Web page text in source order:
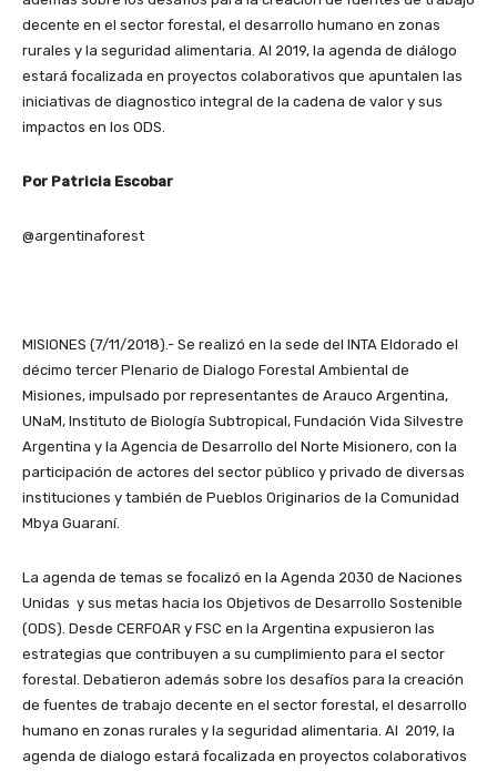
decente en el sector forestal, el desarrollo humano en zonas
rurales y la seguridad alimentaria. Al 2019, la agenda de diálogo
estará focalizada en proyectos colaborativos que apuntalen las
iniciativas de diagnostico integral de la cadena de valor y sus
impactos en los ODS.
Por Patricia Escobar
@argentinaforest
MISIONES (7/11/2018).- Se realizó en la sede del INTA Eldorado el
décimo tercer Plenario de Dialogo Forestal Ambiental de
Misiones, impulsado por representantes de Arauco Argentina,
UNaM, Instituto de Biología Subtropical, Fundación Vida Silvestre
Argentina y la Agencia de Desarrollo del Norte Misionero, con la
participación de actores del sector público y privado de diversas
instituciones y también de Pueblos Originarios de la Comunidad
Mbya Guaraní.
La agenda de temas se focalizó en la Agenda 2030 de Naciones
Unidas y sus metas hacia los Objetivos de Desarrollo Sostenible
(ODS). Desde CERFOAR y FSC en la Argentina expusieron las
estrategias que contribuyen a su cumplimiento para el sector
forestal. Debatieron además sobre los desafíos para la creación
de fuentes de trabajo decente en el sector forestal, el desarrollo
humano en zonas rurales y la seguridad alimentaria. Al 2019, la
agenda de dialogo estará focalizada en proyectos colaborativos